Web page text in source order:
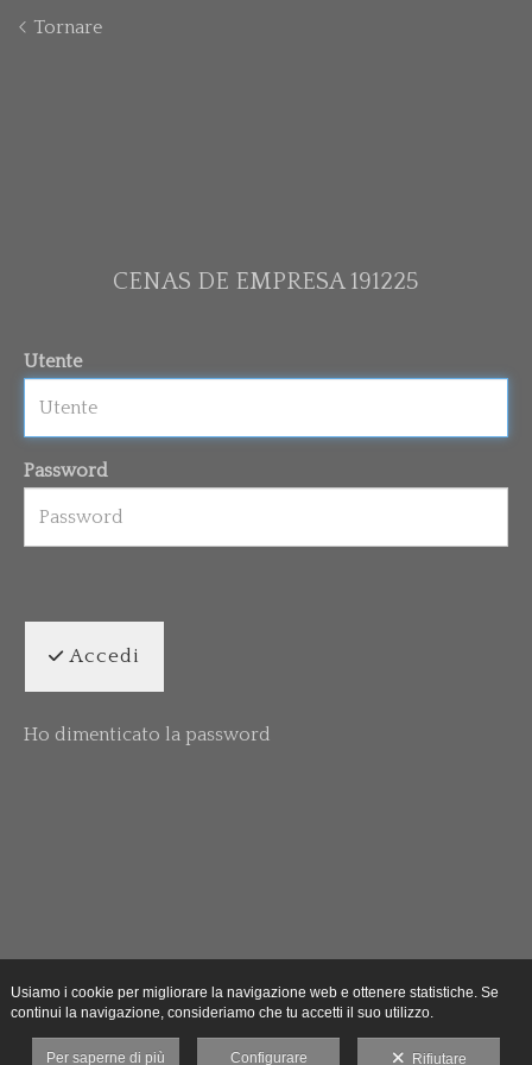
Tornare
CENAS DE EMPRESA 191225
Utente
Password
Accedi
Ho dimenticato la password
Usiamo i cookie per migliorare la navigazione web e ottenere statistiche. Se
continui la navigazione, consideriamo che tu accetti il suo utilizzo.
Per saperne di più Configurare Rifiutare